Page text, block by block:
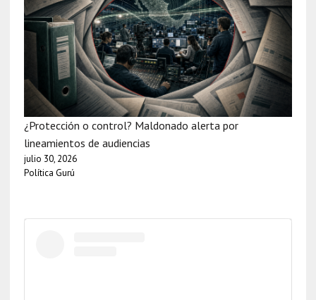
¿Protección o control? Maldonado alerta por
lineamientos de audiencias
julio 30, 2026
Política Gurú